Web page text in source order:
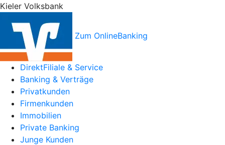
Kieler Volksbank
Zum OnlineBanking
DirektFiliale & Service
Banking & Verträge
Privatkunden
Firmenkunden
Immobilien
Private Banking
Junge Kunden